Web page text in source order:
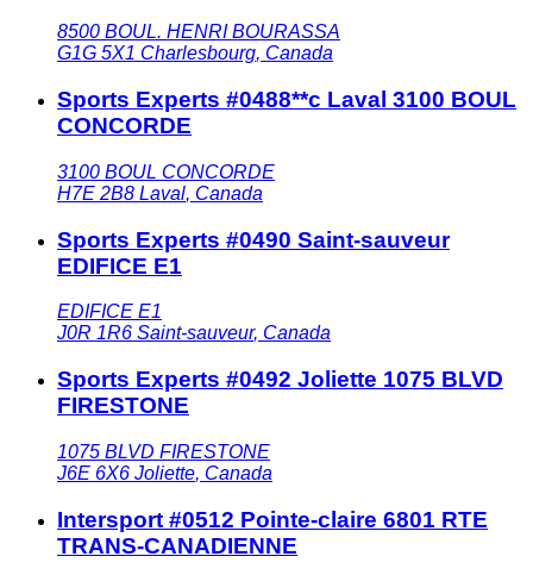
8500 BOUL. HENRI BOURASSA
G1G 5X1 Charlesbourg, Canada
Sports Experts #0488**c Laval 3100 BOUL
CONCORDE
3100 BOUL CONCORDE
H7E 2B8 Laval, Canada
Sports Experts #0490 Saint-sauveur
EDIFICE E1
EDIFICE E1
J0R 1R6 Saint-sauveur, Canada
Sports Experts #0492 Joliette 1075 BLVD
FIRESTONE
1075 BLVD FIRESTONE
J6E 6X6 Joliette, Canada
Intersport #0512 Pointe-claire 6801 RTE
TRANS-CANADIENNE